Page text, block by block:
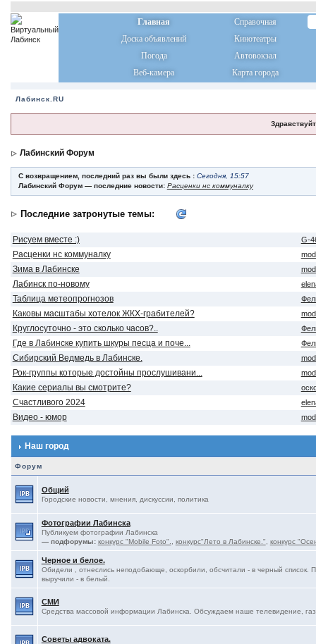
Главная
Справочная
Доска объявлений
Кинотеатры
Погода
Автовокзал
Веб-камера
Карта города
Лабинск.RU
Лабинский Форум
С возвращением, последний раз вы были здесь : Сегодня, 15:57
Лабинский Форум — последние новости: Расценки нс коммуналку
Последние затронутые темы:
Рисуем вместе :) G-
Расценки нс коммуналку
Зима в Лабинске
Лабинск по-новому
Таблица метеопрогнозов
Каковы масштабы хотелок ЖКХ-грабителей?
Круглосуточно - это сколько часов?..
Где в Лабинске купить шкуры песца и поче...
Сибирский Ведмедь в Лабинске.
Рок-группы которые достойны прослушивани...
Какие сериалы вы смотрите?
Счастливого 2024
Видео - юмор
Наш город
Форум
Общий
Городские новости, мнения, дискуссии, политика
Фотографии Лабинска
Публикуем фотографии Лабинска
— подфорумы: конкурс "Mobile Foto". конкурс"Лето в Лабинске." конкурс
Черное и белое.
Обидели , отнеслись неподобающе, оскорбили, обсчитали - в черный список.
выручили - в белый.
СМИ
Средства массовой информации Лабинска. Обсуждаем наше телевидение,
Советы адвоката.